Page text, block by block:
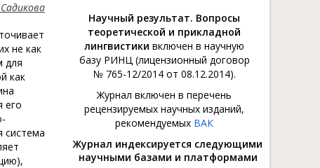
не как
для
как
его
система
Научный результат. Вопросы
теоретической и прикладной
лингвистики включен в научную
базу РИНЦ (лицензионный договор
№ 765-12/2014 от 08.12.2014).
Журнал включен в перечень
рецензируемых научных изданий,
рекомендуемых ВАК
Журнал индексируется следующими
научными базами и платформами